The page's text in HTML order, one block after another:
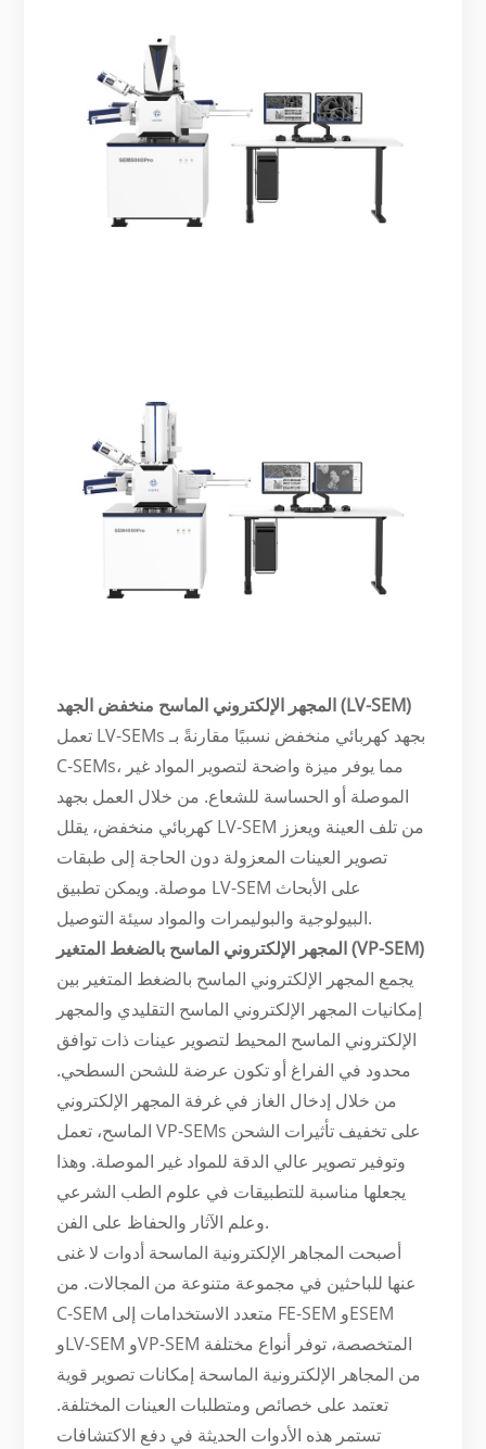
المجهر الإلكتروني الماسح منخفض الجهد (LV-SEM)
تعمل LV-SEMs بجهد كهربائي منخفض نسبيًا مقارنةً بـ
C-SEMs، مما يوفر ميزة واضحة لتصوير المواد غير
الموصلة أو الحساسة للشعاع. من خلال العمل بجهد
كهربائي منخفض، يقلل LV-SEM من تلف العينة ويعزز
تصوير العينات المعزولة دون الحاجة إلى طبقات
موصلة. ويمكن تطبيق LV-SEM على الأبحاث
البيولوجية والبوليمرات والمواد سيئة التوصيل.
المجهر الإلكتروني الماسح بالضغط المتغير (VP-SEM)
يجمع المجهر الإلكتروني الماسح بالضغط المتغير بين
إمكانيات المجهر الإلكتروني الماسح التقليدي والمجهر
الإلكتروني الماسح المحيط لتصوير عينات ذات توافق
محدود في الفراغ أو تكون عرضة للشحن السطحي.
من خلال إدخال الغاز في غرفة المجهر الإلكتروني
الماسح، تعمل VP-SEMs على تخفيف تأثيرات الشحن
وتوفير تصوير عالي الدقة للمواد غير الموصلة. وهذا
يجعلها مناسبة للتطبيقات في علوم الطب الشرعي
وعلم الآثار والحفاظ على الفن.
أصبحت المجاهر الإلكترونية الماسحة أدوات لا غنى
عنها للباحثين في مجموعة متنوعة من المجالات. من
C-SEM متعدد الاستخدامات إلى FE-SEM وESEM
وLV-SEM وVP-SEM المتخصصة، توفر أنواع مختلفة
من المجاهر الإلكترونية الماسحة إمكانات تصوير قوية
تعتمد على خصائص ومتطلبات العينات المختلفة.
تستمر هذه الأدوات الحديثة في دفع الاكتشافات